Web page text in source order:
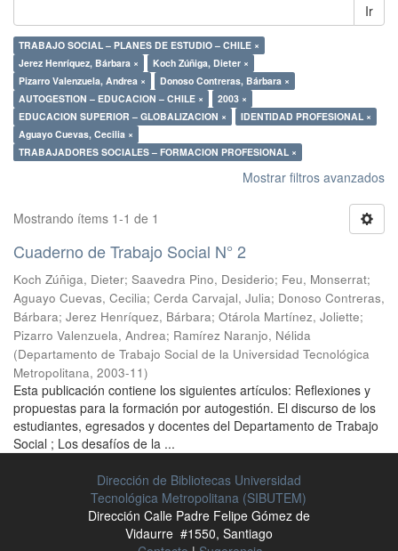
Ir
TRABAJO SOCIAL – PLANES DE ESTUDIO – CHILE ×
Jerez Henríquez, Bárbara ×
Koch Zúñiga, Dieter ×
Pizarro Valenzuela, Andrea ×
Donoso Contreras, Bárbara ×
AUTOGESTION – EDUCACION – CHILE ×
2003 ×
EDUCACION SUPERIOR – GLOBALIZACION ×
IDENTIDAD PROFESIONAL ×
Aguayo Cuevas, Cecilia ×
TRABAJADORES SOCIALES – FORMACION PROFESIONAL ×
Mostrar filtros avanzados
Mostrando ítems 1-1 de 1
Cuaderno de Trabajo Social N° 2
Koch Zúñiga, Dieter; Saavedra Pino, Desiderio; Feu, Monserrat;
Aguayo Cuevas, Cecilia; Cerda Carvajal, Julia; Donoso Contreras,
Bárbara; Jerez Henríquez, Bárbara; Otárola Martínez, Joliette;
Pizarro Valenzuela, Andrea; Ramírez Naranjo, Nélida
(Departamento de Trabajo Social de la Universidad Tecnológica
Metropolitana, 2003-11)
Esta publicación contiene los siguientes artículos: Reflexiones y
propuestas para la formación por autogestión. El discurso de los
estudiantes, egresados y docentes del Departamento de Trabajo
Social ; Los desafíos de la ...
Dirección de Bibliotecas Universidad
Tecnológica Metropolitana (SIBUTEM)
Dirección Calle Padre Felipe Gómez de
Vidaurre #1550, Santiago